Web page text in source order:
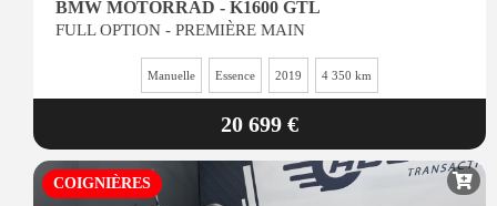
BMW MOTORRAD - K1600 GTL
FULL OPTION - PREMIÈRE MAIN
Manuelle Essence 2019 4 350 km
20 699 €
COIGNIÈRES